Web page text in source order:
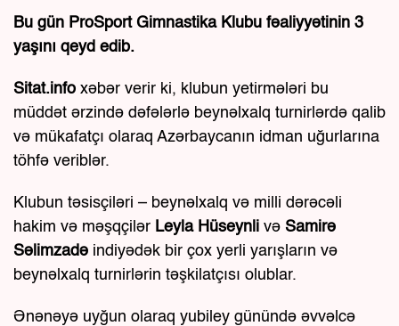
Bu gün ProSport Gimnastika Klubu fəaliyyətinin 3
yaşını qeyd edib.
Sitat.info xəbər verir ki, klubun yetirmələri bu
müddət ərzində dəfələrlə beynəlxalq turnirlərdə qalib
və mükafatçı olaraq Azərbaycanın idman uğurlarına
töhfə veriblər.
Klubun təsisçiləri – beynəlxalq və milli dərəcəli
hakim və məşqçilər Leyla Hüseynli və Samirə
Səlimzadə indiyədək bir çox yerli yarışların və
beynəlxalq turnirlərin təşkilatçısı olublar.
Ənənəyə uyğun olaraq yubiley günündə əvvəlcə